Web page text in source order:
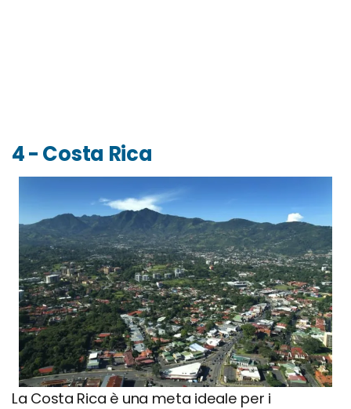
4 - Costa Rica
La Costa Rica è una meta ideale per i